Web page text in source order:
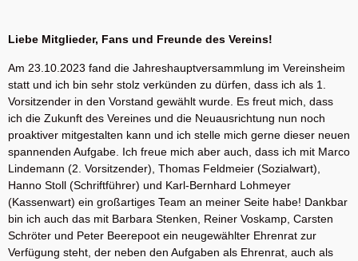
Liebe Mitglieder, Fans und Freunde des Vereins!
Am 23.10.2023 fand die Jahreshauptversammlung im Vereinsheim
statt und ich bin sehr stolz verkünden zu dürfen, dass ich als 1.
Vorsitzender in den Vorstand gewählt wurde. Es freut mich, dass
ich die Zukunft des Vereines und die Neuausrichtung nun noch
proaktiver mitgestalten kann und ich stelle mich gerne dieser neuen
spannenden Aufgabe. Ich freue mich aber auch, dass ich mit Marco
Lindemann (2. Vorsitzender), Thomas Feldmeier (Sozialwart),
Hanno Stoll (Schriftführer) und Karl-Bernhard Lohmeyer
(Kassenwart) ein großartiges Team an meiner Seite habe! Dankbar
bin ich auch das mit Barbara Stenken, Reiner Voskamp, Carsten
Schröter und Peter Beerepoot ein neugewählter Ehrenrat zur
Verfügung steht, der neben den Aufgaben als Ehrenrat, auch als